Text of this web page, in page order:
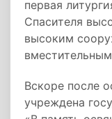
первая
Спасителя
высоким
Вскоре после
учреждена